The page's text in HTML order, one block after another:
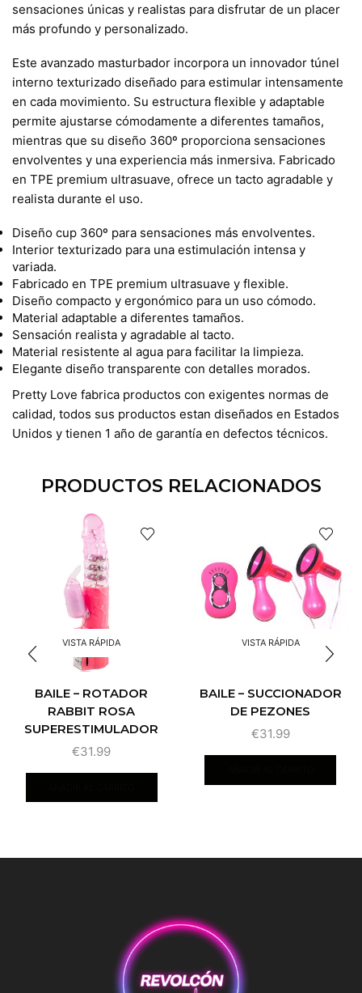
sensaciones únicas y realistas para disfrutar de un placer
más profundo y personalizado.
Este avanzado masturbador incorpora un innovador túnel
interno texturizado diseñado para estimular intensamente
en cada movimiento. Su estructura flexible y adaptable
permite ajustarse cómodamente a diferentes tamaños,
mientras que su diseño 360º proporciona sensaciones
envolventes y una experiencia más inmersiva. Fabricado
en TPE premium ultrasuave, ofrece un tacto agradable y
realista durante el uso.
Diseño cup 360º para sensaciones más envolventes.
Interior texturizado para una estimulación intensa y
variada.
Fabricado en TPE premium ultrasuave y flexible.
Diseño compacto y ergonómico para un uso cómodo.
Material adaptable a diferentes tamaños.
Sensación realista y agradable al tacto.
Material resistente al agua para facilitar la limpieza.
Elegante diseño transparente con detalles morados.
Pretty Love fabrica productos con exigentes normas de
calidad, todos sus productos estan diseñados en Estados
Unidos y tienen 1 año de garantía en defectos técnicos.
PRODUCTOS RELACIONADOS
VISTA RÁPIDA
BAILE – ROTADOR
RABBIT ROSA
SUPERESTIMULADOR
€31.99
VISTA RÁPIDA
BAILE – SUCCIONADOR
DE PEZONES
€31.99